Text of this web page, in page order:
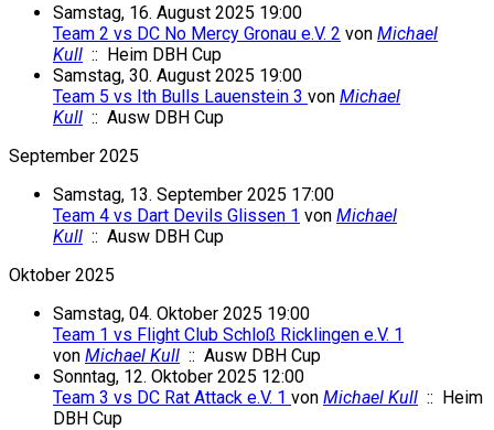
Samstag, 16. August 2025 19:00
Team 2 vs DC No Mercy Gronau e.V. 2 von Michael
Kull :: Heim DBH Cup
Samstag, 30. August 2025 19:00
Team 5 vs Ith Bulls Lauenstein 3 von Michael
Kull :: Ausw DBH Cup
September 2025
Samstag, 13. September 2025 17:00
Team 4 vs Dart Devils Glissen 1 von Michael
Kull :: Ausw DBH Cup
Oktober 2025
Samstag, 04. Oktober 2025 19:00
Team 1 vs Flight Club Schloß Ricklingen e.V. 1
von Michael Kull :: Ausw DBH Cup
Sonntag, 12. Oktober 2025 12:00
Team 3 vs DC Rat Attack e.V. 1 von Michael Kull :: Heim
DBH Cup